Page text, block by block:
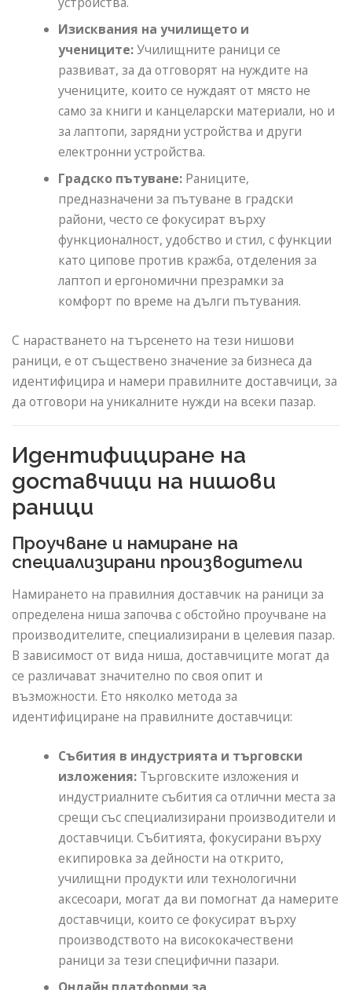
Изисквания на училището и
учениците:Училищните раници се
развиват, за да отговорят на нуждите на
учениците, които се нуждаят от място не
само за книги и канцеларски материали, но и
за лаптопи, зарядни устройства и други
електронни устройства.
Градско пътуване: Раниците,
предназначени за пътуване в градски
райони, често се фокусират върху
функционалност, удобство и стил, с функции
като ципове против кражба, отделения за
лаптоп и ергономични презрамки за
комфорт по време на дълги пътувания.
С нарастването на търсенето на тези нишови
раници, е от съществено значение за бизнеса да
идентифицира и намери правилните доставчици, за
да отговори на уникалните нужди на всеки пазар.
Идентифициране на
доставчици на нишови
раници
Проучване и намиране на
специализирани производители
Намирането на правилния доставчик на раници за
определена ниша започва с обстойно проучване на
производителите, специализирани в целевия пазар.
В зависимост от вида ниша, доставчиците могат да
се различават значително по своя опит и
възможности. Ето няколко метода за
идентифициране на правилните доставчици:
Събития в индустрията и търговски
изложения: Търговските изложения и
индустриалните събития са отлични места за
срещи със специализирани производители и
доставчици. Събитията, фокусирани върху
екипировка за дейности на открито,
училищни продукти или технологични
аксесоари, могат да ви помогнат да намерите
доставчици, които се фокусират върху
производството на висококачествени
раници за тези специфични пазари.